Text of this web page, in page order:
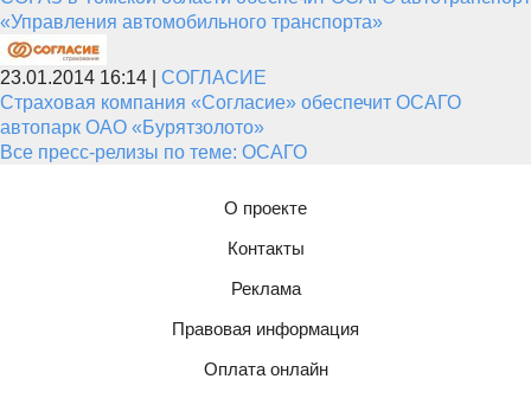
«Управления автомобильного транспорта»
23.01.2014 16:14 | СОГЛАСИЕ
Страховая компания «Согласие» обеспечит ОСАГО
автопарк ОАО «Бурятзолото»
Все пресс-релизы по теме: ОСАГО
О проекте
Контакты
Реклама
Правовая информация
Оплата онлайн